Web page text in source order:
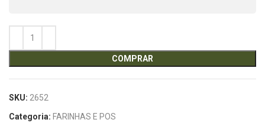
COMPRAR
SKU: 2652
Categoria: FARINHAS E POS